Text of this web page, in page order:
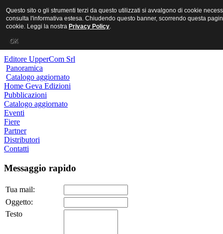
Geva Edizioni
Editore UpperCom Srl
Panoramica
Catalogo aggiornato
Home Geva Edizioni
Pubblicazioni
Catalogo aggiornato
Eventi
Fiere
Partner
Distributori
Contatti
Messaggio rapido
Tua mail:
Oggetto:
Testo
Questo sito o gli strumenti terzi da questo utilizzati si avvalgono di cookie
consulta l'informativa estesa. Chiudendo questo banner, scorrendo questa
cookie. Leggi la nostra Privacy Policy.
OK